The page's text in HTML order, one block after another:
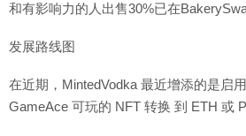
和有影响力的人出售30%已在
发展路线图
在近期，MintedVodka 最近增添的是启
GameAce 可玩的 NFT 转换 到 ETH 或